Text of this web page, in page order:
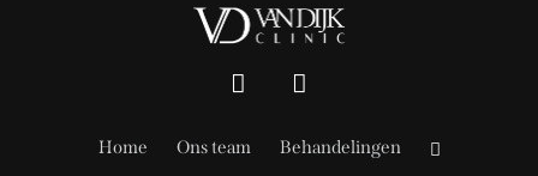
Home Ons team Behandelingen